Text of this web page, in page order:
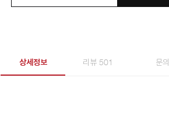
상세정보 리뷰 501 문의